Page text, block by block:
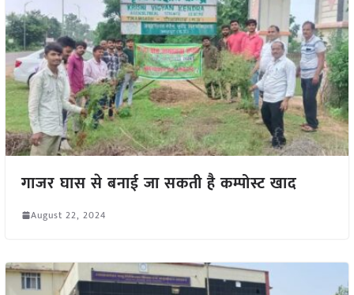
गाजर घास से बनाई जा सकती है कम्पोस्ट खाद
August 22, 2024